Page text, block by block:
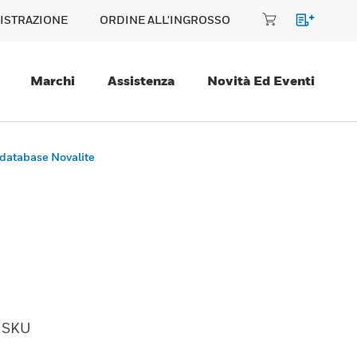
ORDINE ALL'INGROSSO
Marchi Assistenza Novità Ed Eventi
Novalite
SKU